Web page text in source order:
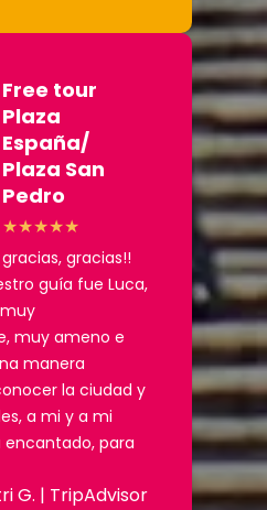
Free tour
Plaza
España/
Plaza San
Pedro
gracias!!
guía fue Luca,
muy ameno e
manera
la ciudad y
a mi y a mi
encantado, para
G. | TripAdvisor